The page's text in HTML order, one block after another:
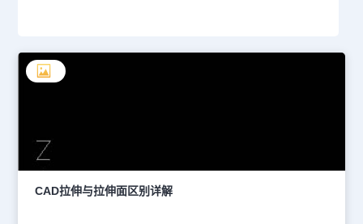
CAD拉伸与拉伸面区别详解